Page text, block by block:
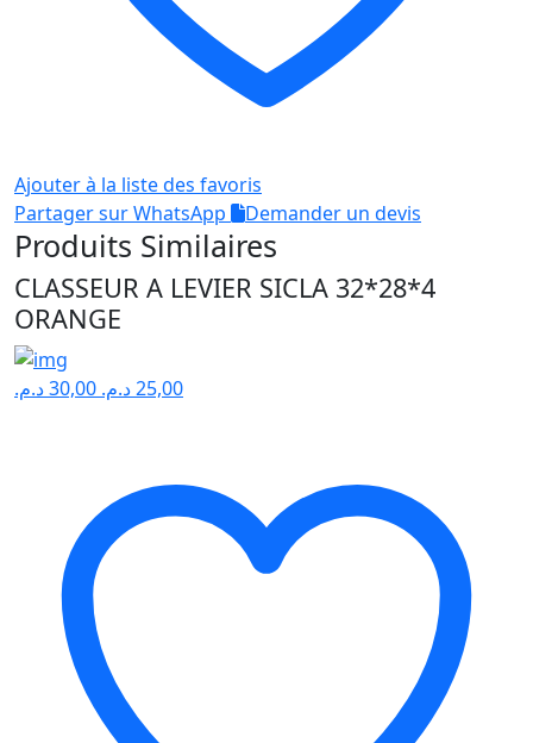
Ajouter à la liste des favoris
Partager sur WhatsApp
Demander un devis
Produits Similaires
CLASSEUR A LEVIER SICLA 32*28*4
ORANGE
30,00د.م. 25,00د.م.